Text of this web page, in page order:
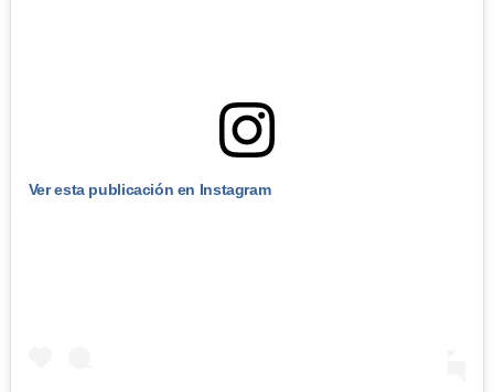
Ver esta publicación en Instagram